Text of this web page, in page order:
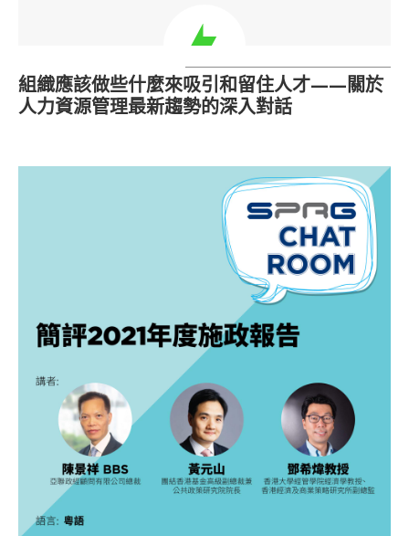
組織應該做些什麼來吸引和留住人才——關於
人力資源管理最新趨勢的深入對話